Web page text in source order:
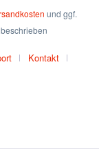
und ggf.
Kontakt